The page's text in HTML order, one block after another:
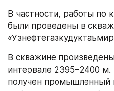
В частности, работы по
были проведены в
В скважине
интервале 2395–2400 м.
получен промышленный